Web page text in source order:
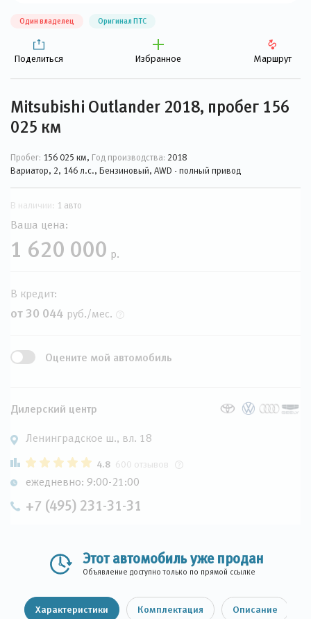
Один владелец Оригинал ПТС
Поделиться Избранное Маршрут
Mitsubishi Outlander 2018, пробег 156
025 км
Пробег: 156 025 км, Год производства: 2018
Вариатор, 2, 146 л.с., Бензиновый, AWD - полный привод
В наличии: 1 авто
Ваша цена:
1 620 000 р.
В кредит:
от 30 044 руб./мес.
Оцените мой автомобиль
Дилерский центр
Ленинградское ш., вл. 18
4.8 600 отзывов
ежедневно: 9:00-21:00
+7 (495) 231-31-31
Этот автомобиль уже продан
Объявление доступно только по прямой ссылке
Характеристики Комплектация Описание